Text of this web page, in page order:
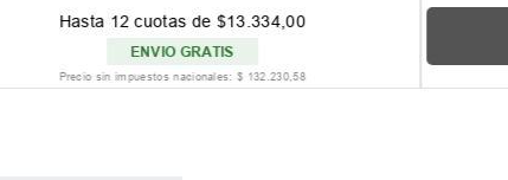
Hasta 12 cuotas de $13 .334 ,00
ENVIO GRATIS
Precio sin impuestos nacionales:$ 132.230,58